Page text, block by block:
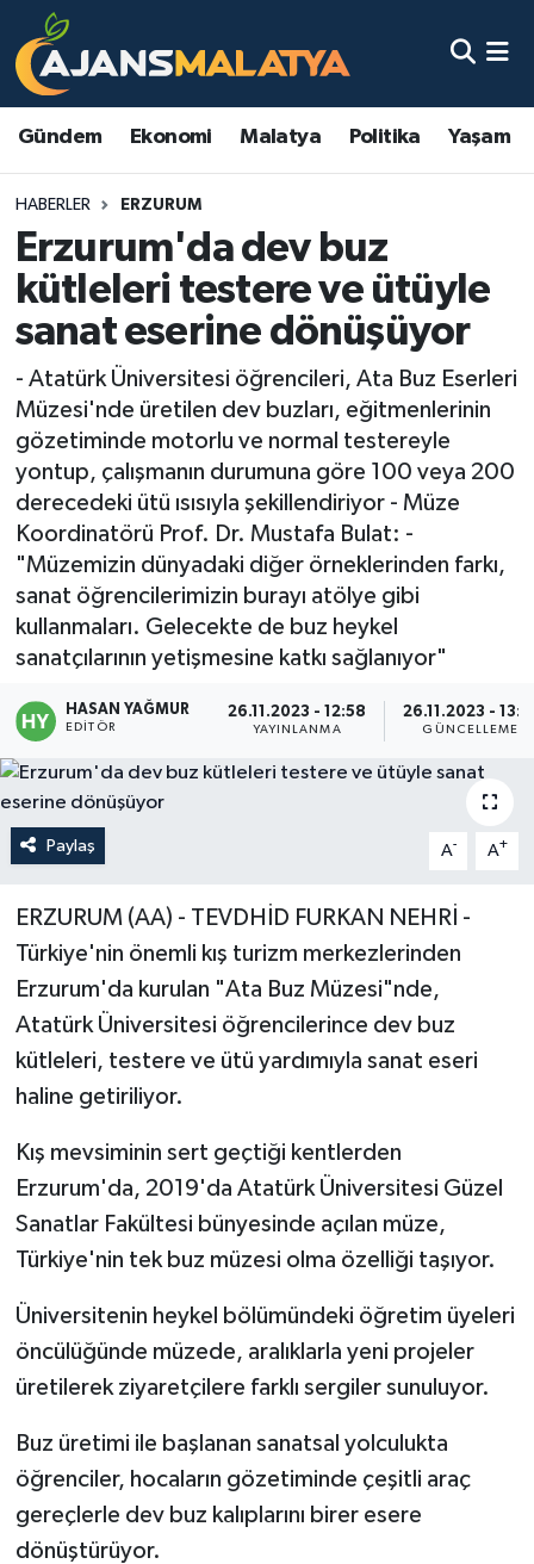
Gündem Ekonomi Malatya Politika Yaşam
HABERLER ERZURUM
Erzurum'da dev buz
kütleleri testere ve ütüyle
sanat eserine dönüşüyor
- Atatürk Üniversitesi öğrencileri, Ata Buz Eserleri
Müzesi'nde üretilen dev buzları, eğitmenlerinin
gözetiminde motorlu ve normal testereyle
yontup, çalışmanın durumuna göre 100 veya 200
derecedeki ütü ısısıyla şekillendiriyor - Müze
Koordinatörü Prof. Dr. Mustafa Bulat: -
"Müzemizin dünyadaki diğer örneklerinden farkı,
sanat öğrencilerimizin burayı atölye gibi
kullanmaları. Gelecekte de buz heykel
sanatçılarının yetişmesine katkı sağlanıyor"
HASAN YAĞMUR
EDITÖR
26.11.2023 - 12:58
YAYINLANMA
26.11.2023 -
GÜNCELLEME
Paylaş A- A+
ERZURUM (AA) - TEVDHİD FURKAN NEHRİ -
Türkiye'nin önemli kış turizm merkezlerinden
Erzurum'da kurulan "Ata Buz Müzesi"nde,
Atatürk Üniversitesi öğrencilerince dev buz
kütleleri, testere ve ütü yardımıyla sanat eseri
haline getiriliyor.
Kış mevsiminin sert geçtiği kentlerden
Erzurum'da, 2019'da Atatürk Üniversitesi Güzel
Sanatlar Fakültesi bünyesinde açılan müze,
Türkiye'nin tek buz müzesi olma özelliği taşıyor.
Üniversitenin heykel bölümündeki öğretim üyeleri
öncülüğünde müzede, aralıklarla yeni projeler
üretilerek ziyaretçilere farklı sergiler sunuluyor.
Buz üretimi ile başlanan sanatsal yolculukta
öğrenciler, hocaların gözetiminde çeşitli araç
gereçlerle dev buz kalıplarını birer esere
dönüştürüyor.
Asayiş
Eğitim
Ekonomi
Gündem
Kültür & Sanat
Magazin
Politika
Sağlık
Spor
Malatya Nöbetçi Eczaneler
Malatya Namaz Vakitleri
Malatya Trafik Yoğunluk Haritası
TFF 3.Lig 2.Grup Puan Durumu ve Fikstür
Son Dakika Haberleri
Haber Arşivi